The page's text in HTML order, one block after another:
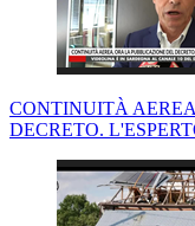
CONTINUITÀ
DECRETO.